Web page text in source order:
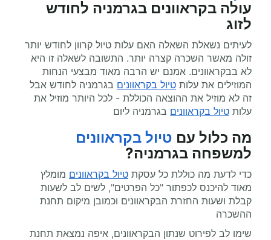
עולה בקראוונים בגרמניה לחודש
לזוג
לעיתים נשאלת השאלה האם עלות טיול קרוון לחודש יותר
זולה מאשר השכרה קצרה יותר. התשובה לשאלה זו היא
לא בבקראוונים. אמנם יש הרבה מאוד מבצעי הנחות
המוזילים את עלות טיול בקראוונים בגרמניה לחודש אבל
זה לא מוזיל את ההוצאה הכוללת - לכל היותר מוזיל את
עלות טיול בקראוונים בגרמניה ליום
מה כלול עם טיול בקראוונים
למשפחה בגרמניה?
כדי לדעת מה כוללת כל עסקת טיול בקראוונים מומלץ
מאוד להיכנס לכפתור "כל הפרטים", לשים לב לשעות
קבלת ושעות החזרת הבקראוונים וכמובן מיקום תחנת
ההשכרה
שימו לב לפירוט שנתון הבקראוונים, איפה נמצאת תחנת